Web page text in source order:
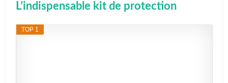
L’indispensable kit de protection
TOP 1